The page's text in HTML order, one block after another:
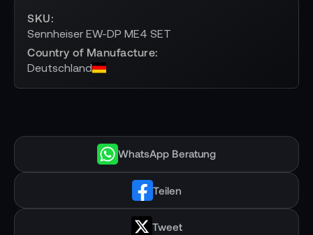
SKU
Sennheiser EW-DP ME4 SET
Country of Manufacture
Deutschland
WhatsApp Beratung
Teilen
Tweet